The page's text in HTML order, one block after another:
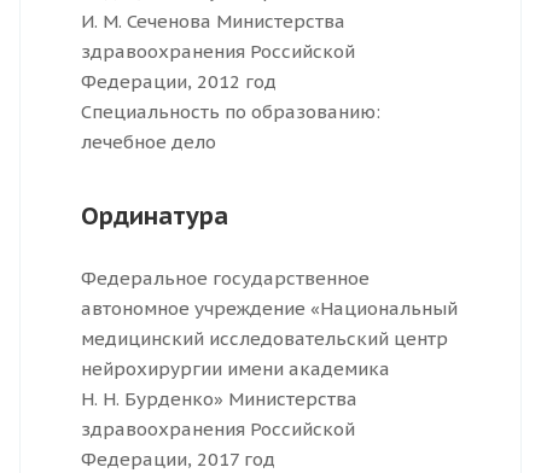
И. М. Сеченова Министерства
здравоохранения Российской
Федерации, 2012 год
Специальность по образованию:
лечебное дело
Ординатура
Федеральное государственное
автономное учреждение «Национальный
медицинский исследовательский центр
нейрохирургии имени академика
Н. Н. Бурденко» Министерства
здравоохранения Российской
Федерации, 2017 год